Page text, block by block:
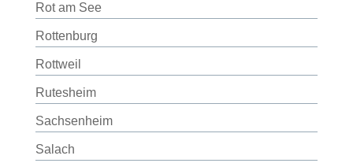
Rot am See
Rottenburg
Rottweil
Rutesheim
Sachsenheim
Salach